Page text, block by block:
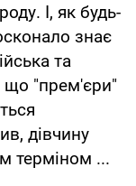
І, як будь-
знає
та
що "прем'єри"
дівчину
терміном ...